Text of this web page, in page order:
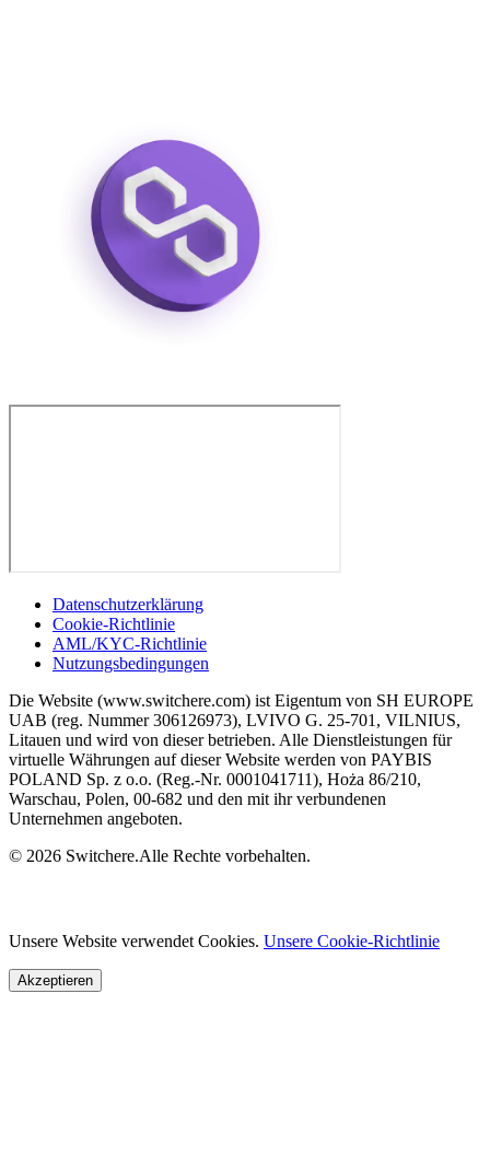
Datenschutzerklärung
Cookie-Richtlinie
AML/KYC-Richtlinie
Nutzungsbedingungen
Die Website (www.switchere.com) ist Eigentum von SH EUROPE
UAB (reg. Nummer 306126973), LVIVO G. 25-701, VILNIUS,
Litauen und wird von dieser betrieben. Alle Dienstleistungen für
virtuelle Währungen auf dieser Website werden von PAYBIS
POLAND Sp. z o.o. (Reg.-Nr. 0001041711), Hoża 86/210,
Warschau, Polen, 00-682 und den mit ihr verbundenen
Unternehmen angeboten.
© 2026 Switchere.Alle Rechte vorbehalten.
Unsere Website verwendet Cookies. Unsere Cookie-Richtlinie
Akzeptieren